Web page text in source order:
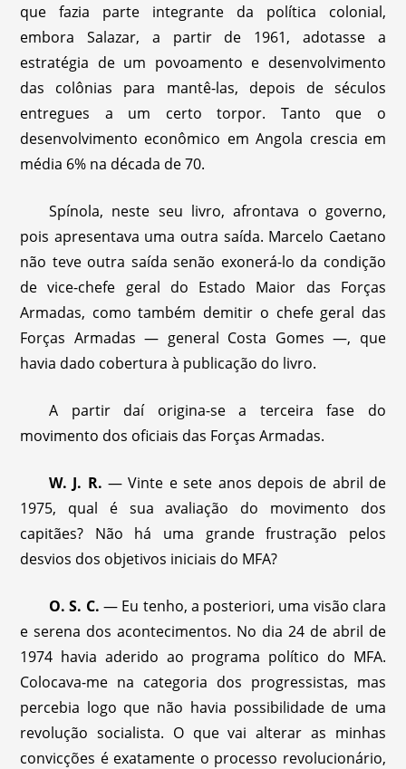
que fazia parte integrante da política colonial,
embora Salazar, a partir de 1961, adotasse a
estratégia de um povoamento e desenvolvimento
das colônias para mantê-las, depois de séculos
entregues a um certo torpor. Tanto que o
desenvolvimento econômico em Angola crescia em
média 6% na década de 70.
Spínola, neste seu livro, afrontava o governo,
pois apresentava uma outra saída. Marcelo Caetano
não teve outra saída senão exonerá-lo da condição
de vice-chefe geral do Estado Maior das Forças
Armadas, como também demitir o chefe geral das
Forças Armadas — general Costa Gomes —, que
havia dado cobertura à publicação do livro.
A partir daí origina-se a terceira fase do
movimento dos oficiais das Forças Armadas.
W. J. R. — Vinte e sete anos depois de abril de
1975, qual é sua avaliação do movimento dos
capitães? Não há uma grande frustração pelos
desvios dos objetivos iniciais do MFA?
O. S. C. — Eu tenho, a posteriori, uma visão clara
e serena dos acontecimentos. No dia 24 de abril de
1974 havia aderido ao programa político do MFA.
Colocava-me na categoria dos progressistas, mas
percebia logo que não havia possibilidade de uma
revolução socialista. O que vai alterar as minhas
convicções é exatamente o processo revolucionário,